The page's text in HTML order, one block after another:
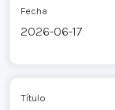
Fecha
2026-06-17
Título